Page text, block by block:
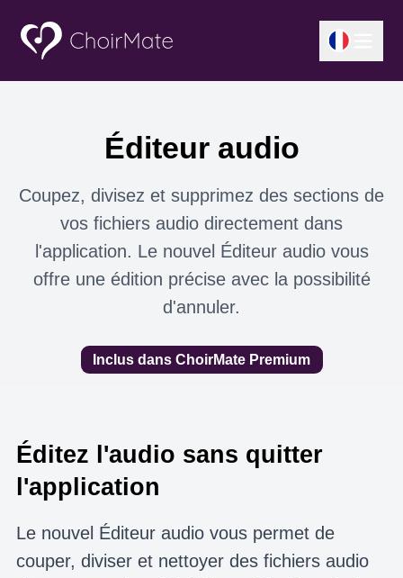
Éditeur audio
Coupez, divisez et supprimez des sections de
vos fichiers audio directement dans
l'application. Le nouvel Éditeur audio vous
offre une édition précise avec la possibilité
d'annuler.
Inclus dans ChoirMate Premium
Éditez l'audio sans quitter
l'application
Le nouvel Éditeur audio vous permet de
couper, diviser et nettoyer des fichiers audio